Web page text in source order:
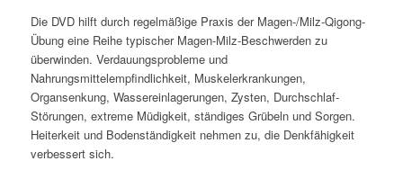
Die DVD hilft durch regelmäßige Praxis der Magen-/Milz-Qigong-
Übung eine Reihe typischer Magen-Milz-Beschwerden zu
überwinden. Verdauungsprobleme und
Nahrungsmittelempfindlichkeit, Muskelerkrankungen,
Organsenkung, Wassereinlagerungen, Zysten, Durchschlaf-
Störungen, extreme Müdigkeit, ständiges Grübeln und Sorgen.
Heiterkeit und Bodenständigkeit nehmen zu, die Denkfähigkeit
verbessert sich.